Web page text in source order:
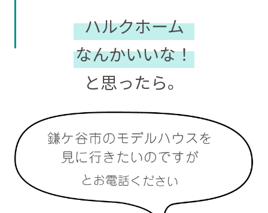
ハルクホーム
なんかいいな！
と思ったら。